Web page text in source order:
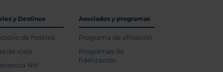
y Destinos
de hoteles
de viaje
NH
Asociados y programas
Programa de afiliación
Programas de
fidelización